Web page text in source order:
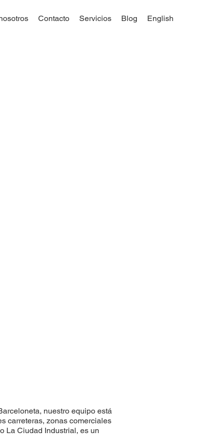
Contacto Servicios Blog English
nuestro equipo está
carreteras, zonas comerciales
La Ciudad Industrial, es un